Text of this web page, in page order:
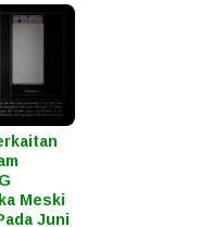
Meski
Juni